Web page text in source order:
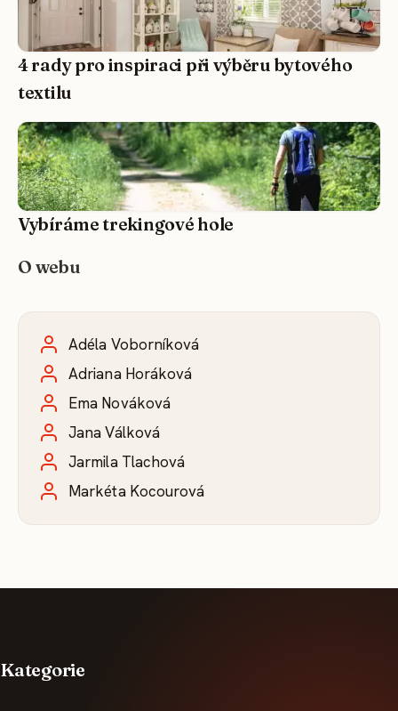
4 rady pro inspiraci při výběru bytového
textilu
Vybíráme trekingové hole
O webu
Adéla Voborníková
Adriana Horáková
Ema Nováková
Jana Válková
Jarmila Tlachová
Markéta Kocourová
Kategorie